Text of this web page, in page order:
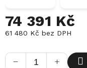
74 391 Kč
61 480 Kč bez DPH
cena:
+
−